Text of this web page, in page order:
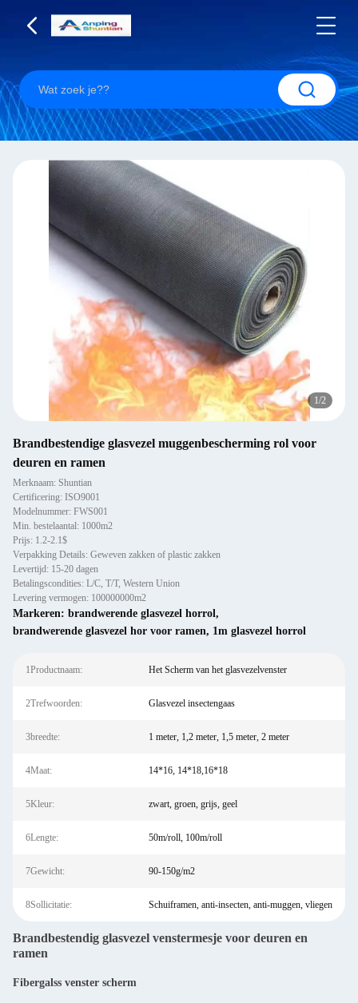
1/2
Brandbestendige glasvezel muggenbescherming rol voor
deuren en ramen
Merknaam: Shuntian
Certificering: ISO9001
Modelnummer: FWS001
Min. bestelaantal: 1000m2
Prijs: 1.2-2.1$
Verpakking Details: Geweven zakken of plastic zakken
Levertijd: 15-20 dagen
Betalingscondities: L/C, T/T, Western Union
Levering vermogen: 100000000m2
Markeren: brandwerende glasvezel horrol,
brandwerende glasvezel hor voor ramen, 1m glasvezel horrol
1Productnaam: Het Scherm van het glasvezelvenster
2Trefwoorden: Glasvezel insectengaas
3breedte: 1 meter, 1,2 meter, 1,5 meter, 2 meter
4Maat: 14*16, 14*18,16*18
5Kleur: zwart, groen, grijs, geel
6Lengte: 50m/roll, 100m/roll
7Gewicht: 90-150g/m2
8Sollicitatie: Schuiframen, anti-insecten, anti-muggen, vliegen
Brandbestendig glasvezel venstermesje voor deuren en
ramen
Fibergalss venster scherm